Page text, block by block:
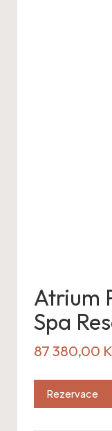
Atrium
Spa
87 380,00
Rezervace